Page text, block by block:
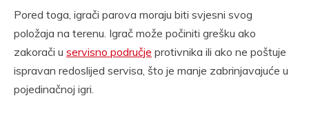
Pored toga, igrači parova moraju biti svjesni svog
položaja na terenu. Igrač može počiniti grešku ako
zakorači u servisno područje protivnika ili ako ne poštuje
ispravan redoslijed servisa, što je manje zabrinjavajuće u
pojedinačnoj igri.